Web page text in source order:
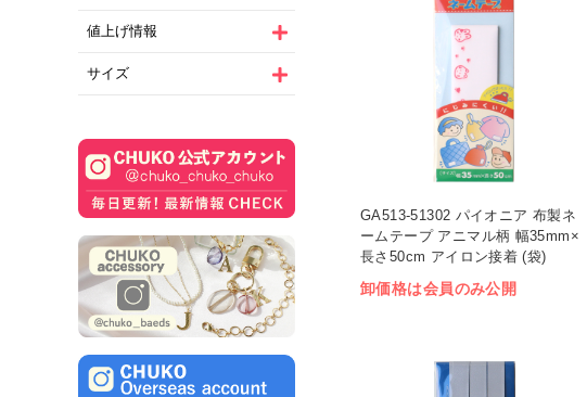
値上げ情報
サイズ
GA513-51302 パイオニア 布製ネ
ームテープ アニマル柄 幅35mm×
長さ50cm アイロン接着 (袋)
卸価格は会員のみ公開